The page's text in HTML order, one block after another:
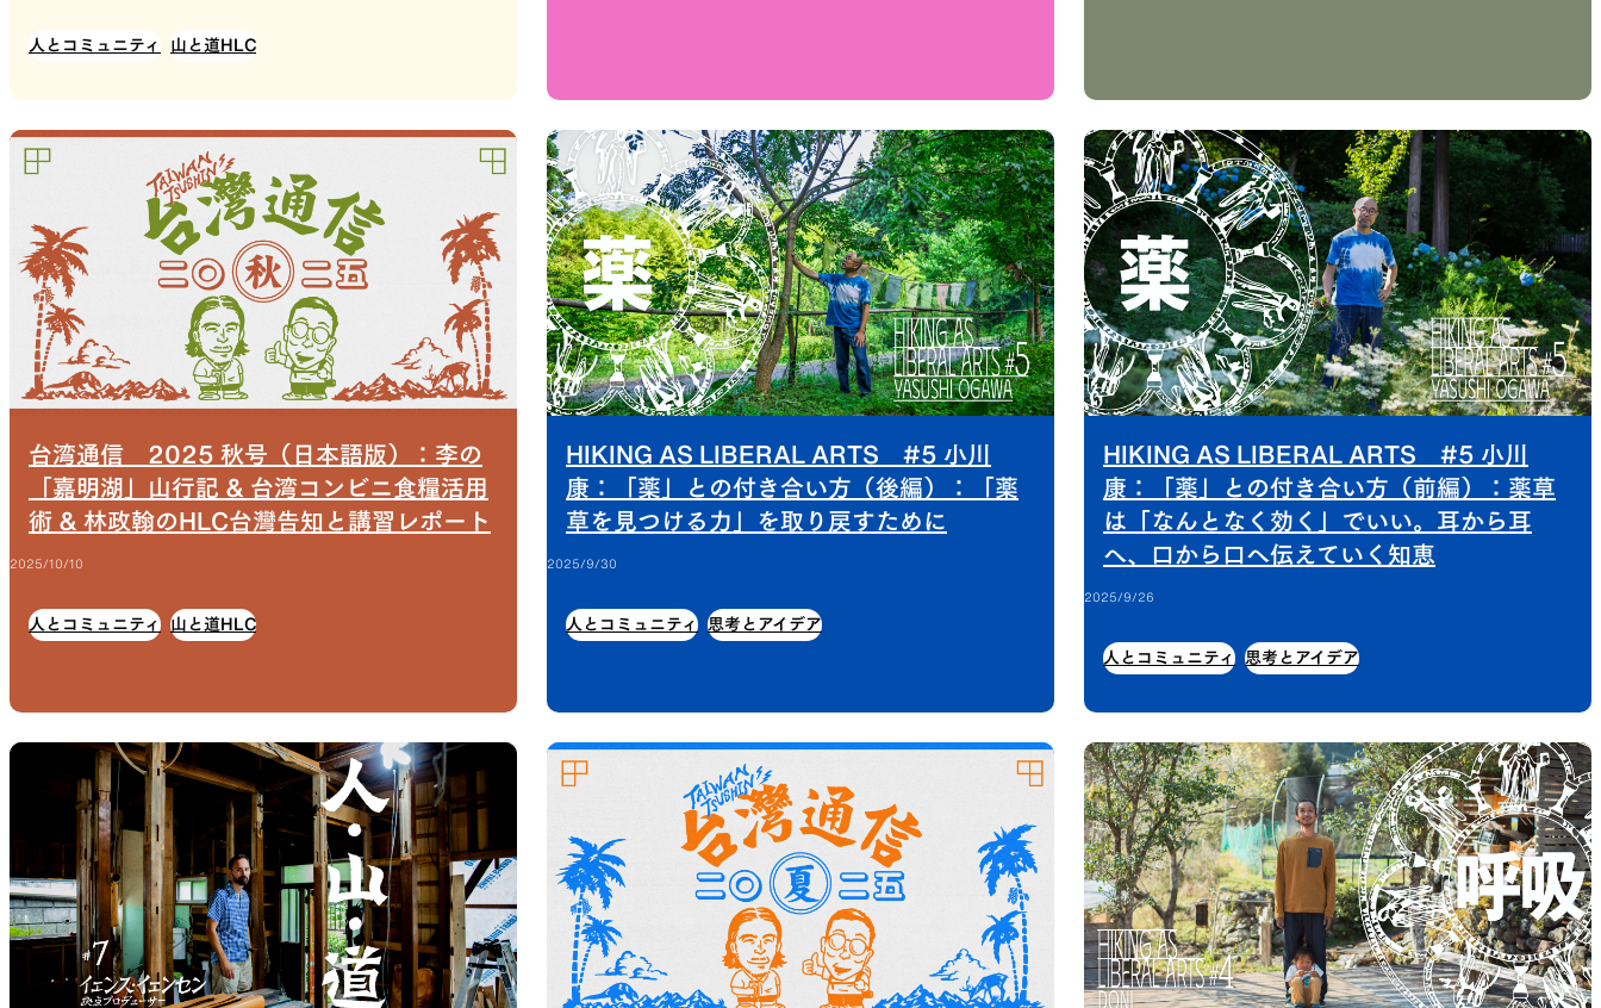
人とコミュニティ 山と道HLC
台湾通信 2025 秋号（日本語版）：李の
「嘉明湖」山行記 & 台湾コンビニ食糧活用
術 & 林政翰のHLC台灣告知と講習レポート
2025/10/10
人とコミュニティ 山と道HLC
HIKING AS LIBERAL ARTS #5 小川
康：「薬」との付き合い方（後編）：「薬
草を見つける力」を取り戻すために
2025/9/30
人とコミュニティ 思考とアイデア
HIKING AS LIBERAL ARTS #5 小川
康：「薬」との付き合い方（前編）：薬草
は「なんとなく効く」でいい。耳から耳
へ、口から口へ伝えていく知恵
2025/9/26
人とコミュニティ 思考とアイデア